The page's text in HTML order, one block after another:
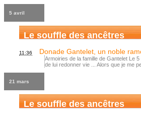
5 avril
Le souffle des ancêtres
11:36 Donade Gantelet, un noble
Armoiries de la famille de Gantelet Le
de lui redonner vie ... Alors que je me
21 mars
Le souffle des ancêtres